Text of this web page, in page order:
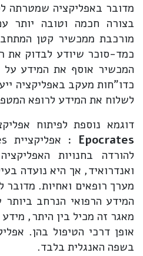
מדובר באפליקציה שמטרתה
בצורה חכמה וטובה יותר
מורכבת ממכשיר קטן
כמד-סוכר שיודע לבדוק
המכשיר אוסף את המידע על
כדו"חות מעקב באפליקציה
לשלוח את המידע לרופא
דוגמא נוספת לפיתוח
Epocrates
:
להורדה בחנויות
ואנדרואיד, אך היא נועדה
מערך רופאים ואחיות.
המידע הרפואי הנרחב
מאגר זה מכיל בין היתר,
בשפה האנגלית בלבד.